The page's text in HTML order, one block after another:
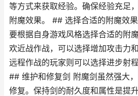
等方式来获取经验。确保经验充足
附魔效果。 ## 选择合适的附魔效
要根据自身游戏风格选择合适的附
欢近战作战，可以选择增加攻击力
远程作战的玩家则可以选择进步射
## 维护和修复剑 附魔剑虽然强大
修复。保持剑的耐久度和属性是提